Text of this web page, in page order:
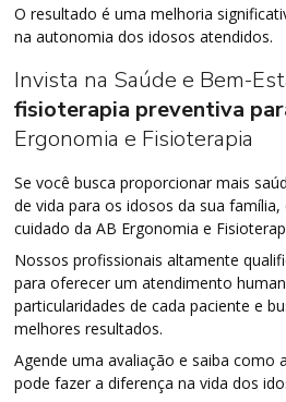
O resultado é uma melhoria
na autonomia dos idosos atendidos.
Invista na Saúde e Bem-
fisioterapia preventiva
Ergonomia e Fisioterapia
Se você busca proporcionar mais
de vida para os idosos da sua
cuidado da AB Ergonomia e
Nossos profissionais altamente
para oferecer um atendimento
particularidades de cada paciente e
melhores resultados.
Agende uma avaliação e saiba como
pode fazer a diferença na vida dos